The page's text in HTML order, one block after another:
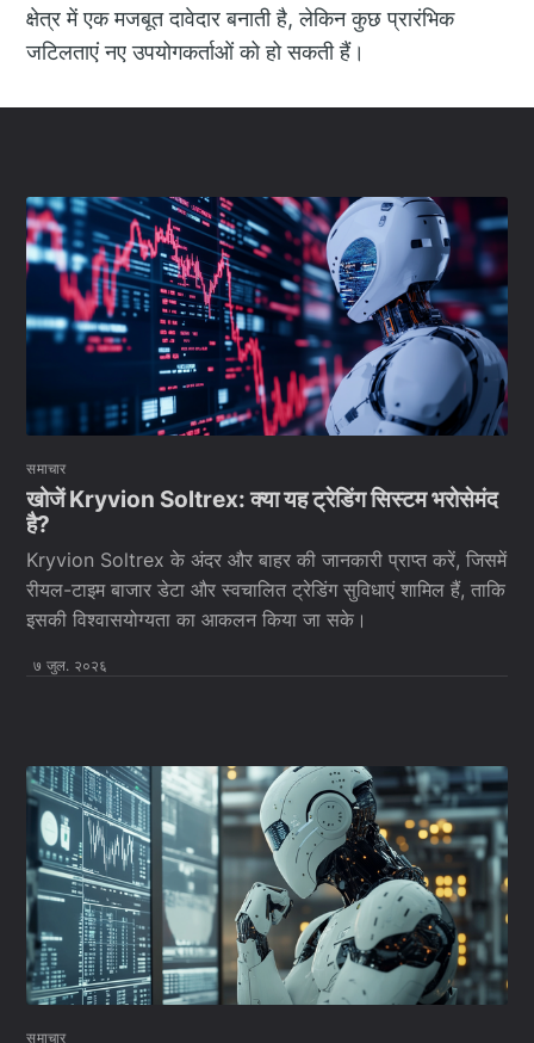
क्षेत्र में एक मजबूत दावेदार बनाती है, लेकिन कुछ प्रारंभिक
जटिलताएं नए उपयोगकर्ताओं को हो सकती हैं।
समाचार
खोजें Kryvion Soltrex: क्या यह ट्रेडिंग सिस्टम भरोसेमंद
है?
Kryvion Soltrex के अंदर और बाहर की जानकारी प्राप्त करें, जिसमें
रीयल-टाइम बाजार डेटा और स्वचालित ट्रेडिंग सुविधाएं शामिल हैं, ताकि
इसकी विश्वासयोग्यता का आकलन किया जा सके।
७ जुल. २०२६
समाचार